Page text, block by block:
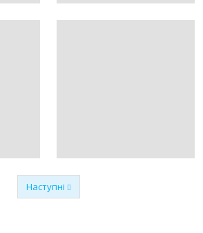
Попередній
Наступні